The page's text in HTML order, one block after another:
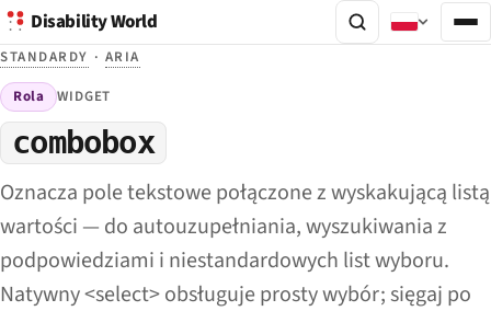
Disability World
STANDARDY · ARIA
Rola WIDGET
combobox
Oznacza pole tekstowe połączone z wyskakującą listą
wartości — do autouzupełniania, wyszukiwania z
podpowiedziami i niestandardowych list wyboru.
Natywny <select> obsługuje prosty wybór; sięgaj po